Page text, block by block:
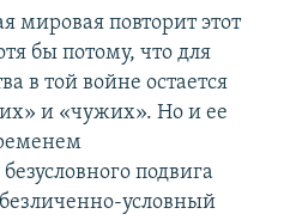
мировая повторит этот
бы потому, что для
в той войне остается
и «чужих». Но и ее
подвига
условный